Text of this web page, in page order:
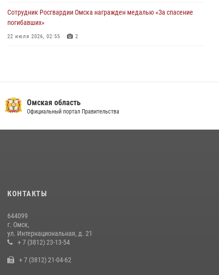
Сотрудник Росгвардии Омска награжден медалью «За спасение
погибавших»
22 июля 2026, 02:55 2
Cотрудники ОМОН "Штурм" Росгвардии отработали навыки
пилотирования БПЛА в Омске
Руси в Омске
Росгвардия подвела итоги добровольной сдачи оружия в Омской
области
Омская область
Официальный портал Правительства
КОНТАКТЫ
644099
г. Омск,
ул. Интернациональная, д. 21
+ 7 (3812) 23-13-54
+ 7 (3812) 21-04-62